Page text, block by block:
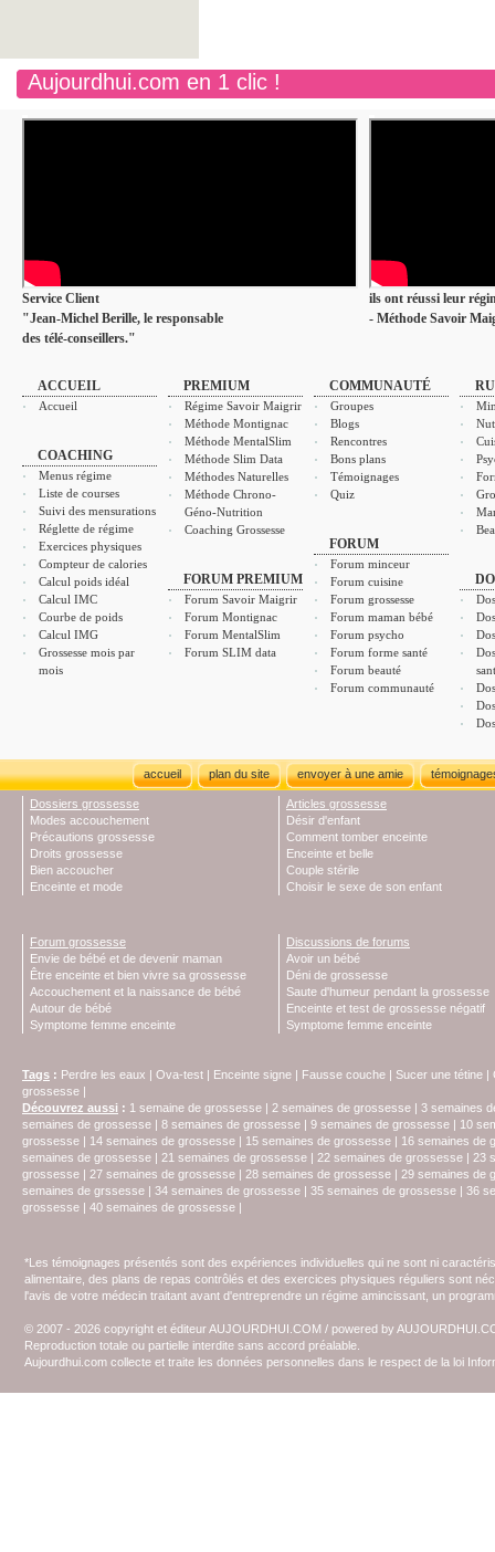
Aujourdhui.com en 1 clic !
Service Client
"Jean-Michel Berille, le responsable
des télé-conseillers."
ils ont réussi leur
- Méthode Savoir
ACCUEIL
Accueil
COACHING
Menus régime
Liste de courses
Suivi des mensurations
Réglette de régime
Exercices physiques
Compteur de calories
Calcul poids idéal
Calcul IMC
Courbe de poids
Calcul IMG
Grossesse mois par
mois
PREMIUM
Régime Savoir Maigrir
Méthode Montignac
Méthode MentalSlim
Méthode Slim Data
Méthodes Naturelles
Méthode Chrono-
Géno-Nutrition
Coaching Grossesse
FORUM PREMIUM
Forum Savoir Maigrir
Forum Montignac
Forum MentalSlim
Forum SLIM data
COMMUNAUTÉ
Groupes
Blogs
Rencontres
Bons plans
Témoignages
Quiz
FORUM
Forum minceur
Forum cuisine
Forum grossesse
Forum maman bébé
Forum psycho
Forum forme santé
Forum beauté
Forum communauté
accueil plan du site envoyer à une amie
Dossiers grossesse
Modes accouchement
Précautions grossesse
Droits grossesse
Bien accoucher
Enceinte et mode
Articles grossesse
Désir d'enfant
Comment tomber enceinte
Enceinte et belle
Couple stérile
Choisir le sexe de son enfant
Forum grossesse
Envie de bébé et de devenir maman
Être enceinte et bien vivre sa grossesse
Accouchement et la naissance de bébé
Autour de bébé
Symptome femme enceinte
Discussions de forums
Avoir un bébé
Déni de grossesse
Saute d'humeur pendant la grossesse
Enceinte et test de grossesse négatif
Symptome femme enceinte
Tags : Perdre les eaux | Ova-test | Enceinte signe | Fausse couche | Sucer une tétine |
grossesse |
Découvrez aussi : 1 semaine de grossesse | 2 semaines de grossesse | 3 semaines
semaines de grossesse | 8 semaines de grossesse | 9 semaines de grossesse | 10
grossesse | 14 semaines de grossesse | 15 semaines de grossesse | 16 semaines de
semaines de grossesse | 21 semaines de grossesse | 22 semaines de grossesse | 23
grossesse | 27 semaines de grossesse | 28 semaines de grossesse | 29 semaines de
semaines de grssesse | 34 semaines de grossesse | 35 semaines de grossesse | 36
grossesse | 40 semaines de grossesse |
*Les témoignages présentés sont des expériences individuelles qui ne sont ni
alimentaire, des plans de repas contrôlés et des exercices physiques réguliers sont
l'avis de votre médecin traitant avant d'entreprendre un régime amincissant, un
© 2007 - 2026 copyright et éditeur AUJOURDHUI.COM / powered by
Reproduction totale ou partielle interdite sans accord préalable.
Aujourdhui.com collecte et traite les données personnelles dans le respect de la loi